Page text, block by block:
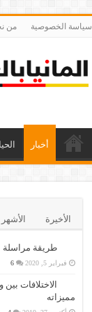
سياسة الخصوصية من
أخبار
الأخيرة الأشهر
طريقة مراسلة
فبراير 5, 2020 6
الاختلافات
مميزاته